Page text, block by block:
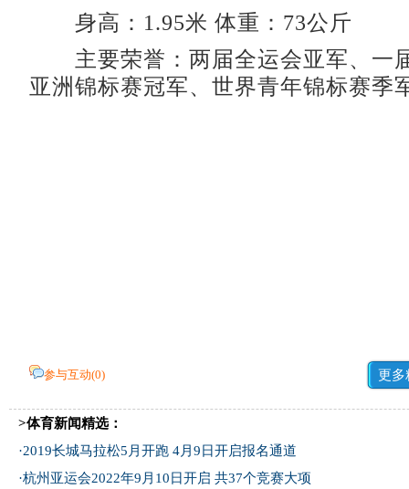
身高：1.95米 体重：73公斤
主要荣誉：两届全运会亚军、一
亚洲锦标赛冠军、世界青年锦标赛季
参与互动(0) 更多
>体育新闻精选：
·2019长城马拉松5月开跑 4月9日开启报名通道
·杭州亚运会2022年9月10日开启 共37个竞赛大项